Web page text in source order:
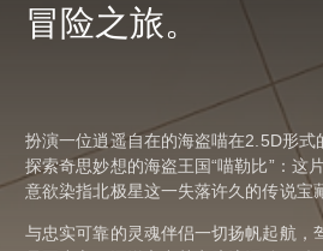
冒险之旅。
扮演一位逍遥自在的海盗喵在2.5D形式
探索奇思妙想的海盗王国“喵勒比”：这
意欲染指北极星这一失落许久的传说宝
与忠实可靠的灵魂伴侣一切扬帆起航，